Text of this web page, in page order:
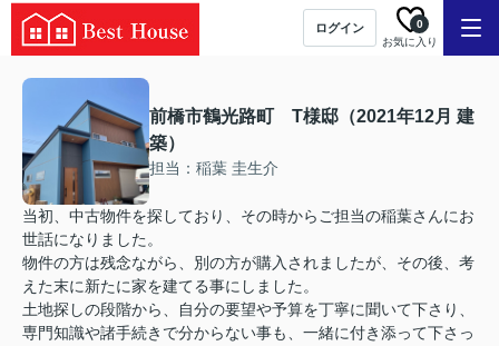
ログイン
お気に入り
0
前橋市鶴光路町 T様邸（2021年12月 建
築）
担当：稲葉 圭生介
当初、中古物件を探しており、その時からご担当の稲葉さんにお
世話になりました。
物件の方は残念ながら、別の方が購入されましたが、その後、考
えた末に新たに家を建てる事にしました。
土地探しの段階から、自分の要望や予算を丁寧に聞いて下さり、
専門知識や諸手続きで分からない事も、一緒に付き添って下さっ